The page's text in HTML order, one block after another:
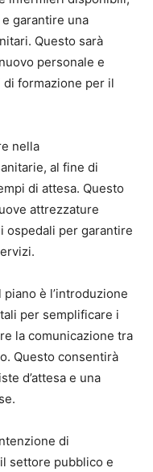
garantire una
Questo sarà
personale e
di formazione per il
nella
al fine di
di attesa. Questo
attrezzature
ospedali per garantire
è l’introduzione
per semplificare i
la comunicazione tra
Questo consentirà
d’attesa e una
di
settore pubblico e